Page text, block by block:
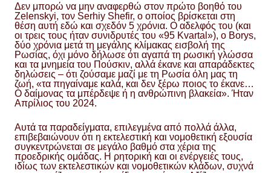
Δεν μπορώ να μην αναφερθώ στον πρώτο βοηθό του
Zelenskyi, τον Serhiy Shefir, ο οποίος βρίσκεται στη
θέση αυτή εδώ και σχεδόν 5 χρόνια. Ο αδελφός του (και
οι τρεις τους ήταν συνιδρυτές του «95 Kvartal»), ο Borys,
δύο χρόνια μετά τη μεγάλης κλίμακας εισβολή της
Ρωσίας, όχι μόνο δήλωσε ότι αγαπά τη ρωσική γλώσσα
και τα μνημεία του Πούσκιν, αλλά έκανε και απαράδεκτες
δηλώσεις – ότι ζούσαμε μαζί με τη Ρωσία όλη μας τη
ζωή, «τα πηγαίναμε καλά, και δεν ξέρω ποιος το έκανε…
Ο δαίμονας τα μπέρδεψε ή η ανθρώπινη βλακεία». Ήταν
Απρίλιος του 2024.
Αυτά τα παραδείγματα, επιλεγμένα από πολλά άλλα,
επιβεβαιώνουν ότι η εκτελεστική και νομοθετική εξουσία
συγκεντρώνεται σε μεγάλο βαθμό στα χέρια της
προεδρικής ομάδας. Η ρητορική και οι ενέργειές τους,
ιδίως των εκτελεστικών και νομοθετικών κλάδων, συχνά